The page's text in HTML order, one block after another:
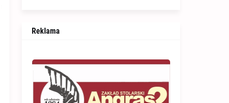
Reklama